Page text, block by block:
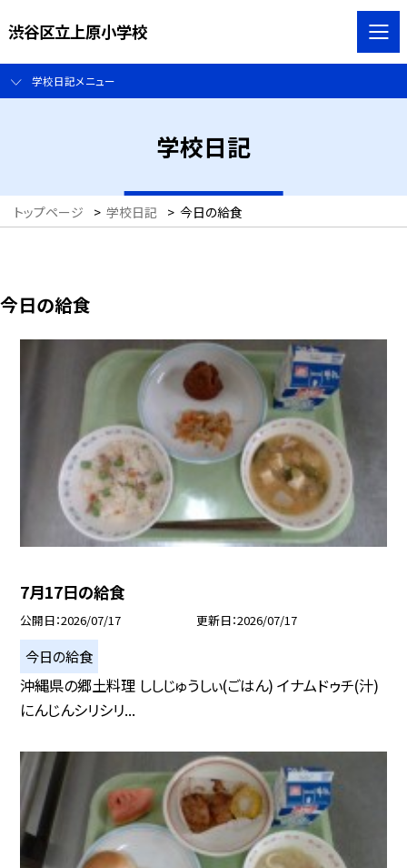
渋谷区立上原小学校
学校日記メニュー
学校日記
トップページ > 学校日記 > 今日の給食
今日の給食
7月17日の給食
公開日 2026/07/17 更新日 2026/07/17
今日の給食
沖縄県の郷土料理 ししじゅうしぃ(ごはん) イナムドゥチ(汁)
にんじんシリシリ...